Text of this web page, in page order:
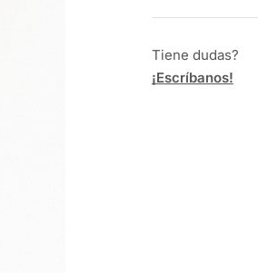
Tiene dudas?
¡Escríbanos!